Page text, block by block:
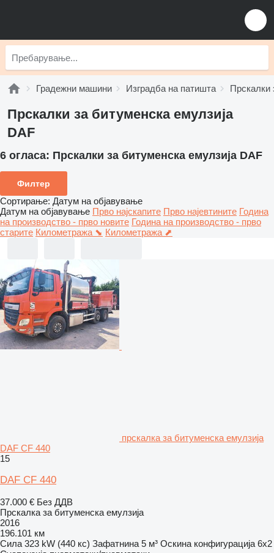
Градежни машини Изградба на патишта Прскалки
Прскалки за битуменска емулзија
DAF
6 огласа: Прскалки за битуменска емулзија DAF
Филтер
Сортирање: Датум на објавување
Датум на објавување Прво најскапите Прво најевтините Година
на производство - прво новите Година на производство - прво
старите Километража ⬊ Километража ⬈
прскалка за битуменска емулзија
DAF CF 440
15
DAF CF 440
37.000 € Без ДДВ
Прскалка за битуменска емулзија
2016
196.101 км
Сила 323 kW (440 кс) Зафатнина 5 м³ Оскина конфигурација 6x2